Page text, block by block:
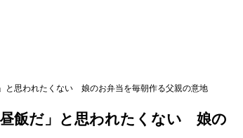
と思われたくない 娘のお弁当を毎朝作る父親の意地
飯だ」と思われたくない 娘の